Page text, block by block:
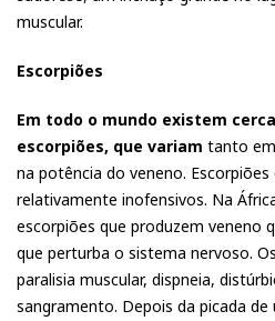
muscular.
Escorpiões
Em todo o mundo existem
escorpiões, que variam tanto
na potência do veneno.
relativamente inofensivos. Na
escorpiões que produzem veneno
que perturba o sistema nervoso.
paralisia muscular, dispneia,
sangramento. Depois da picada